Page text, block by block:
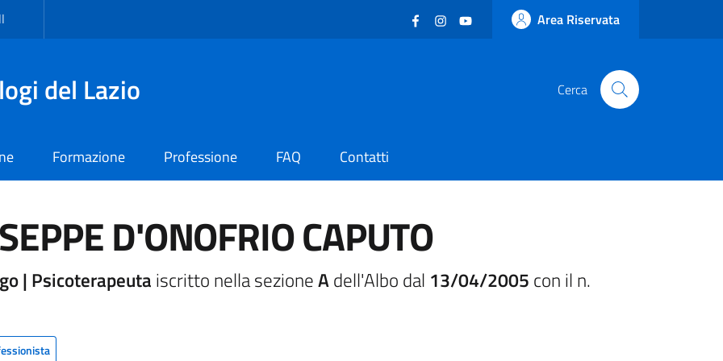
Facebook
(nuova scheda - new tab)
Instagram
(nuova scheda - new tab)
YouTube
(nuova scheda - new tab)
Area Riservata
del Lazio Cerca
Formazione Professione FAQ Contatti
D'ONOFRIO CAPUTO
| Psicoterapeuta iscritto nella sezioneAdell'Albo dal 13/04/2005 con il n.